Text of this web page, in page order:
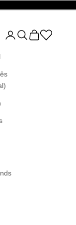
Abrir página de la
Abrir búsqueda
Abrir cesta
Abrir la